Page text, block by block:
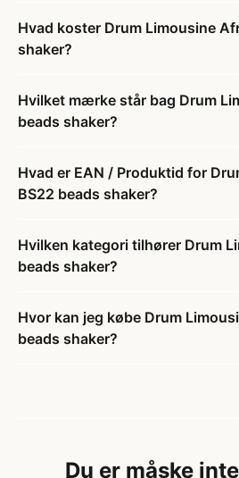
Hvad koster Drum Limousine
shaker?
Hvilket mærke står bag Drum
beads shaker?
Hvad er EAN / Produktid for
BS22 beads shaker?
Hvilken kategori tilhører Drum
beads shaker?
Hvor kan jeg købe Drum
beads shaker?
Du er måske